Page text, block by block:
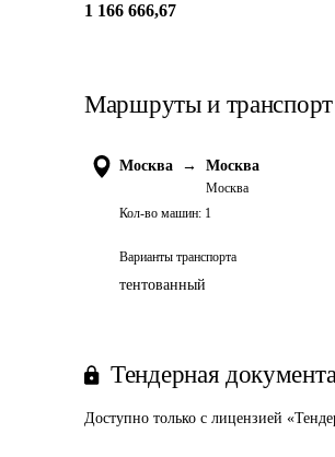
1 166 666,67
Маршруты и транспорт
Москва → Москва
Москва
Кол-во машин: 1
Варианты транспорта
тентованный
Тендерная
Доступно только с лицензией